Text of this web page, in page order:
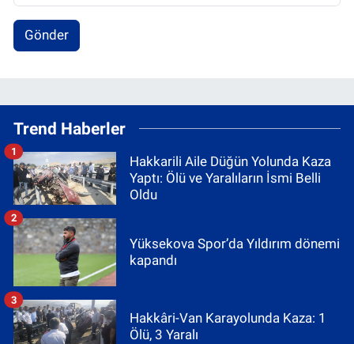
Gönder
Trend Haberler
Hakkarili Aile Düğün Yolunda Kaza
Yaptı: Ölü ve Yaralıların İsmi Belli
Oldu
1
Yüksekova Spor’da Yıldırım dönemi
kapandı
2
Hakkâri-Van Karayolunda Kaza: 1
Ölü, 3 Yaralı
3